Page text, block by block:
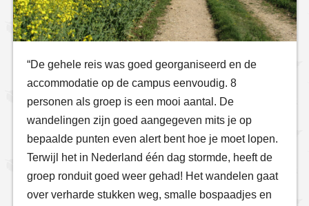
“De gehele reis was goed georganiseerd en de
accommodatie op de campus eenvoudig. 8
personen als groep is een mooi aantal. De
wandelingen zijn goed aangegeven mits je op
bepaalde punten even alert bent hoe je moet lopen.
Terwijl het in Nederland één dag stormde, heeft de
groep ronduit goed weer gehad! Het wandelen gaat
over verharde stukken weg, smalle bospaadjes en